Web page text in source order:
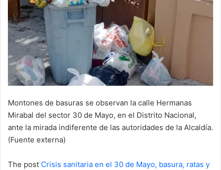
Montones de basuras se observan la calle Hermanas
Mirabal del sector 30 de Mayo, en el Distrito Nacional,
ante la mirada indiferente de las autoridades de la Alcaldía.
(Fuente externa)
The post Crisis sanitaria en el 30 de Mayo, basura, ratas y